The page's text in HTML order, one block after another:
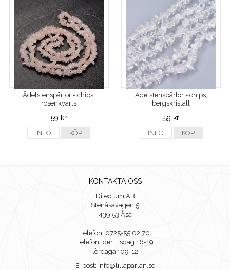
Ädelstenspärlor - chips,
rosenkvarts
59 kr
INFO KÖP
Ädelstenspärlor - chips,
bergskristall
59 kr
INFO KÖP
KONTAKTA OSS
Dilectum AB
Stenåsavägen 5
439 53 Åsa
Telefon: 0725-55 02 70
Telefontider: tisdag 16-19
lördagar 09-12
E-post: info@lillaparlan.se